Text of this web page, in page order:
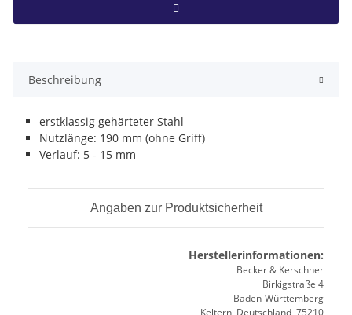
Beschreibung
erstklassig gehärteter Stahl
Nutzlänge: 190 mm (ohne Griff)
Verlauf: 5 - 15 mm
Angaben zur Produktsicherheit
Herstellerinformationen:
Becker & Kerschner
Birkigstraße 4
Baden-Württemberg
Keltern, Deutschland, 75210